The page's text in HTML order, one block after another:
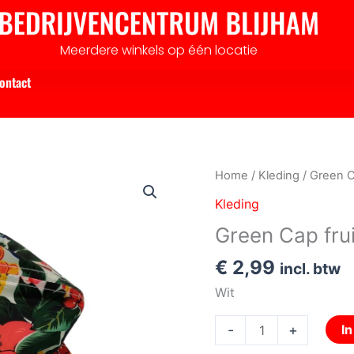
Meerdere winkels op één locatie
Home / Kleding / Green
Kleding
Green Cap
€ 2,99 incl. btw
Wit
-
Green
aantal
+